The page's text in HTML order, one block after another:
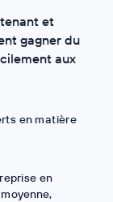
et
gagner du
aux
en matière
en